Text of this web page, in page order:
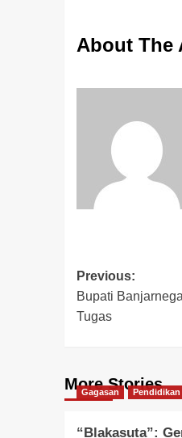
About The
Previous:
Bupati
Tugas
More Stories
Gagasan Pendidikan
“Blakasuta”: